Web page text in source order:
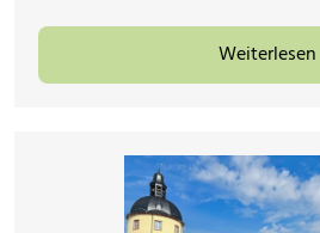
Weiterlesen